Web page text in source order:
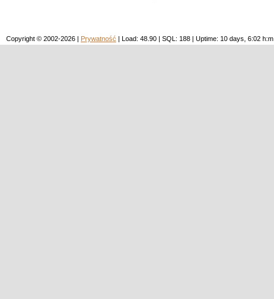
Copyright © 2002-2026 | Prywatność | Load: 48.90 | SQL: 188 | Uptime: 10 days, 6:02